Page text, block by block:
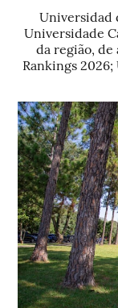
Universidad
Universidade
da região,
Rankings 2026;